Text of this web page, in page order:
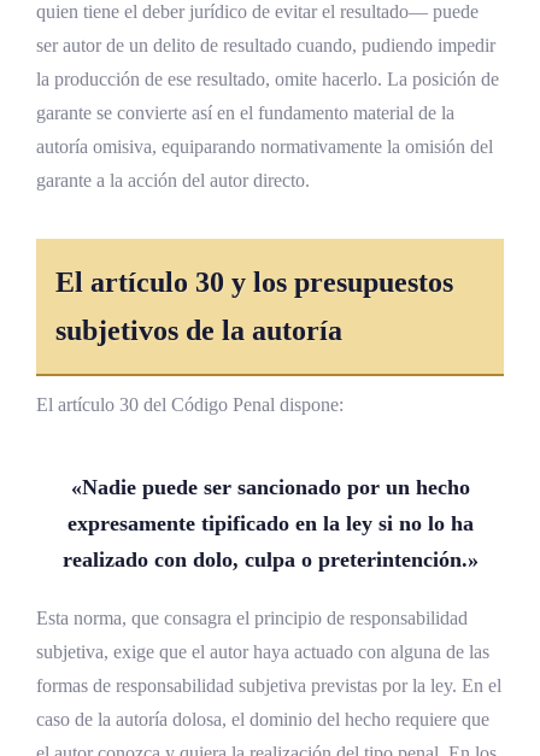
quien tiene el deber jurídico de evitar el resultado— puede
ser autor de un delito de resultado cuando, pudiendo impedir
la producción de ese resultado, omite hacerlo. La posición de
garante se convierte así en el fundamento material de la
autoría omisiva, equiparando normativamente la omisión del
garante a la acción del autor directo.
El artículo 30 y los presupuestos
subjetivos de la autoría
El artículo 30 del Código Penal dispone:
«Nadie puede ser sancionado por un hecho
expresamente tipificado en la ley si no lo ha
realizado con dolo, culpao preterintención.»
Esta norma, que consagra el principio de responsabilidad
subjetiva, exige que el autor haya actuado con alguna de las
formas de responsabilidad subjetiva previstas por la ley. En el
caso de la autoría dolosa, el dominio del hecho requiere que